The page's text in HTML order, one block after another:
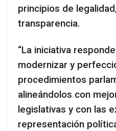
principios de
transparencia.
“La iniciativa
modernizar y
procedimientos
alineándolos con
legislativas y con las
representación